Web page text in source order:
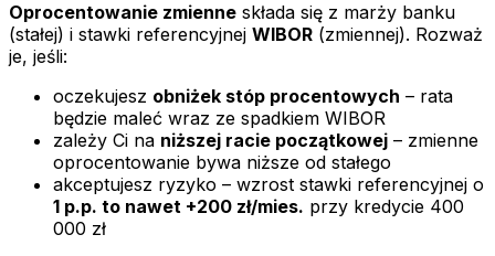
Oprocentowanie zmienne składa się z marży banku
(stałej) i stawki referencyjnej WIBOR (zmiennej). Rozważ
je, jeśli:
oczekujesz obniżek stóp procentowych – rata
będzie maleć wraz ze spadkiem WIBOR
zależy Ci na niższej racie początkowej – zmienne
oprocentowanie bywa niższe od stałego
akceptujesz ryzyko – wzrost stawki referencyjnej o
1 p.p. to nawet +200 zł/mies. przy kredycie 400
000 zł